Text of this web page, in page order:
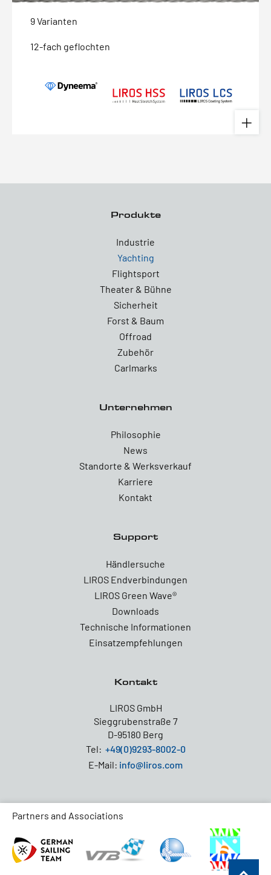
9 Varianten
12-fach geflochten
Produkte
Industrie
Yachting
Flightsport
Theater & Bühne
Sicherheit
Forst & Baum
Offroad
Zubehör
Carlmarks
Unternehmen
Philosophie
News
Standorte & Werksverkauf
Karriere
Kontakt
Support
Händlersuche
LIROS Endverbindungen
LIROS Green Wave®
Downloads
Technische Informationen
Einsatzempfehlungen
Kontakt
LIROS GmbH
Sieggrubenstraße 7
D-95180 Berg
Tel: +49(0)9293-8002-0
E-Mail: info@liros.com
Partners and Associations